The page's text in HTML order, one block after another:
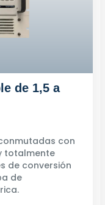
de 1,5 a
con
totalmente
de conversión
de